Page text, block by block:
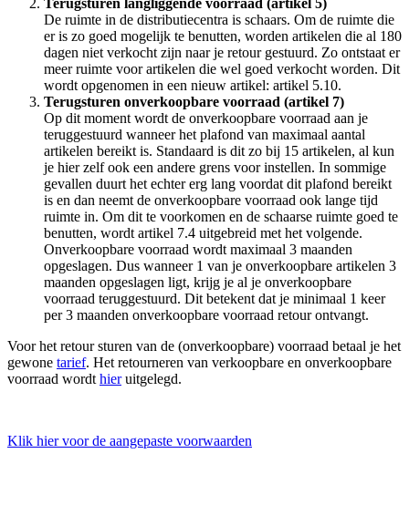
De ruimte in de distributiecentra is schaars. Om de ruimte die
er is zo goed mogelijk te benutten, worden artikelen die al 180
dagen niet verkocht zijn naar je retour gestuurd. Zo ontstaat er
meer ruimte voor artikelen die wel goed verkocht worden. Dit
wordt opgenomen in een nieuw artikel: artikel 5.10.
Terugsturen onverkoopbare voorraad (artikel 7)
Op dit moment wordt de onverkoopbare voorraad aan je
teruggestuurd wanneer het plafond van maximaal aantal
artikelen bereikt is. Standaard is dit zo bij 15 artikelen, al kun
je hier zelf ook een andere grens voor instellen. In sommige
gevallen duurt het echter erg lang voordat dit plafond bereikt
is en dan neemt de onverkoopbare voorraad ook lange tijd
ruimte in. Om dit te voorkomen en de schaarse ruimte goed te
benutten, wordt artikel 7.4 uitgebreid met het volgende.
Onverkoopbare voorraad wordt maximaal 3 maanden
opgeslagen. Dus wanneer 1 van je onverkoopbare artikelen 3
maanden opgeslagen ligt, krijg je al je onverkoopbare
voorraad teruggestuurd. Dit betekent dat je minimaal 1 keer
per 3 maanden onverkoopbare voorraad retour ontvangt.
Voor het retour sturen van de (onverkoopbare) voorraad betaal je het
gewone tarief. Het retourneren van verkoopbare en onverkoopbare
voorraad wordt hieruitgelegd.
Klik hier voor de aangepaste voorwaarden